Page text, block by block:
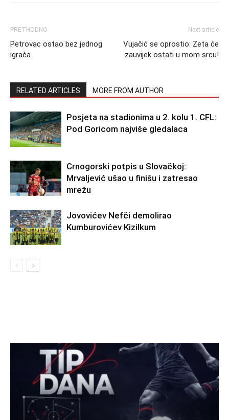
PRETHODNO
Petrovac ostao bez jednog
igrača
Next article
Vujačić se oprostio: Zeta će
zauvijek ostati u mom srcu!
RELATED ARTICLES MORE FROM AUTHOR
Posjeta na stadionima u 2. kolu 1. CFL:
Pod Goricom najviše gledalaca
Crnogorski potpis u Slovačkoj:
Mrvaljević ušao u finišu i zatresao
mrežu
Jovovićev Nefči demolirao
Kumburovićev Kizilkum